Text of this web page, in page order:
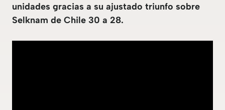
unidades gracias a su ajustado triunfo sobre
Selknam de Chile 30 a 28.